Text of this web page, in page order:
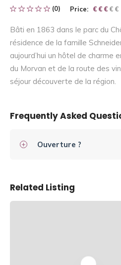
(0) Price: € € € € €
€ € €
Bâti en 1863 dans le parc du
résidence de la famille
aujourd’hui un hôtel de charme
du Morvan et de la route des
séjour découverte de la région.
Frequently Asked
Ouverture ?
Related Listing